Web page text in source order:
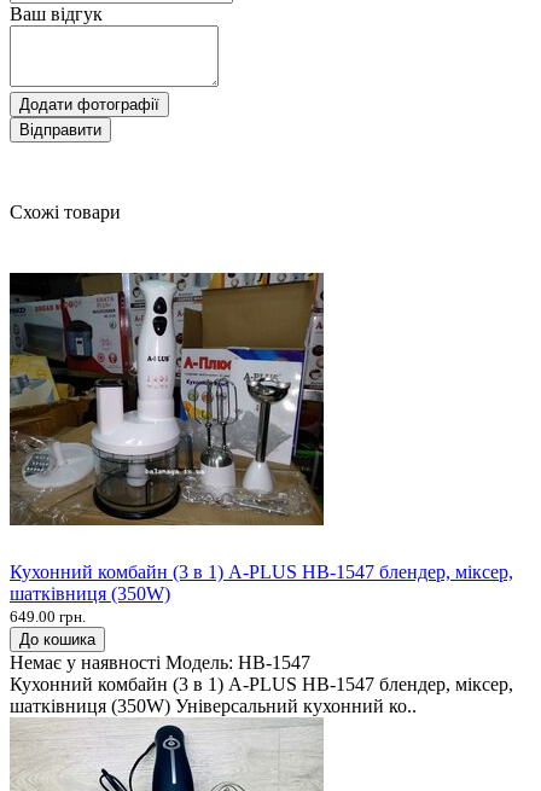
Ваш відгук
Додати фотографії
Відправити
Схожі товари
Кухонний комбайн (3 в 1) A-PLUS HB-1547 блендер, міксер,
шатківниця (350W)
649.00 грн.
До кошика
Немає у наявності Модель: HB-1547
Кухонний комбайн (3 в 1) A-PLUS HB-1547 блендер, міксер,
шатківниця (350W) Універсальний кухонний ко..